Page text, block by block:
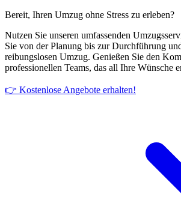
Bereit, Ihren Umzug ohne Stress zu erleben?
Nutzen Sie unseren umfassenden
Sie von der Planung bis zur Durchführung
reibungslosen Umzug. Genießen Sie den
professionellen Teams, das all Ihre Wünsche
👉 Kostenlose Angebote erhalten!